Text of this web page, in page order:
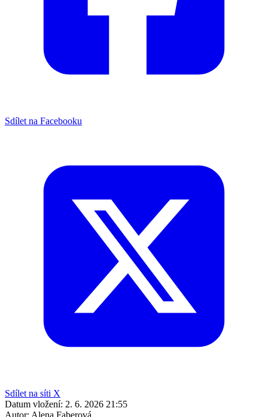
Sdílet na Facebooku
Sdílet na síti X
Datum vložení: 2. 6. 2026 21:55
Autor: Alena Faberová